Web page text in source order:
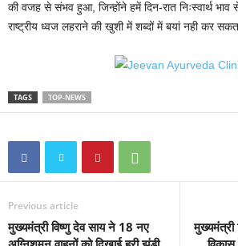
की वजह से संभव हुआ, जिन्होंने हमें दिन-रात निःस्वार्थ भाव
राष्ट्रीय ध्वज लहराने की खुशी में शब्दों में बयां नही कर
TAGS TOP-NEWS
Previous article
मुख्यमंत्री विष्णु देव साय ने 18 नए
मुख्यमंत्री